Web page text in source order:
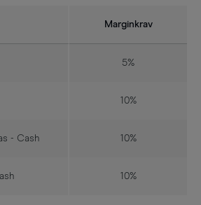
Marginkrav
5%
10%
- Cash 10%
10%